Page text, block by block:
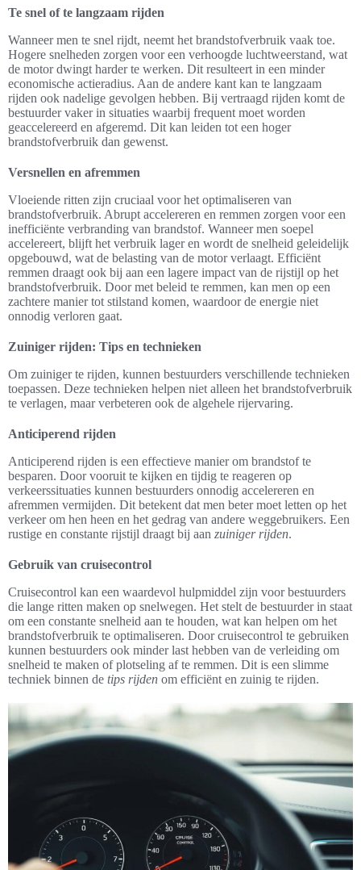
Te snel of te langzaam rijden
Wanneer men te snel rijdt, neemt het brandstofverbruik vaak toe.
Hogere snelheden zorgen voor een verhoogde luchtweerstand, wat
de motor dwingt harder te werken. Dit resulteert in een minder
economische actieradius. Aan de andere kant kan te langzaam
rijden ook nadelige gevolgen hebben. Bij vertraagd rijden komt de
bestuurder vaker in situaties waarbij frequent moet worden
geaccelereerd en afgeremd. Dit kan leiden tot een hoger
brandstofverbruik dan gewenst.
Versnellen en afremmen
Vloeiende ritten zijn cruciaal voor het optimaliseren van
brandstofverbruik. Abrupt accelereren en remmen zorgen voor een
inefficiënte verbranding van brandstof. Wanneer men soepel
accelereert, blijft het verbruik lager en wordt de snelheid geleidelijk
opgebouwd, wat de belasting van de motor verlaagt. Efficiënt
remmen draagt ook bij aan een lagere impact van de rijstijl op het
brandstofverbruik. Door met beleid te remmen, kan men op een
zachtere manier tot stilstand komen, waardoor de energie niet
onnodig verloren gaat.
Zuiniger rijden: Tips en technieken
Om zuiniger te rijden, kunnen bestuurders verschillende technieken
toepassen. Deze technieken helpen niet alleen het brandstofverbruik
te verlagen, maar verbeteren ook de algehele rijervaring.
Anticiperend rijden
Anticiperend rijden is een effectieve manier om brandstof te
besparen. Door vooruit te kijken en tijdig te reageren op
verkeerssituaties kunnen bestuurders onnodig accelereren en
afremmen vermijden. Dit betekent dat men beter moet letten op het
verkeer om hen heen en het gedrag van andere weggebruikers. Een
rustige en constante rijstijl draagt bij aan zuiniger rijden.
Gebruik van cruisecontrol
Cruisecontrol kan een waardevol hulpmiddel zijn voor bestuurders
die lange ritten maken op snelwegen. Het stelt de bestuurder in staat
om een constante snelheid aan te houden, wat kan helpen om het
brandstofverbruik te optimaliseren. Door cruisecontrol te gebruiken
kunnen bestuurders ook minder last hebben van de verleiding om
snelheid te maken of plotseling af te remmen. Dit is een slimme
techniek binnen de tips rijden om efficiënt en zuinig te rijden.